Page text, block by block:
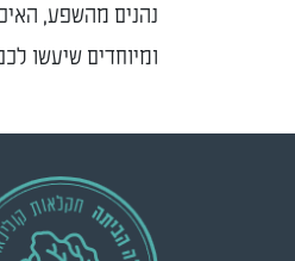
נהנים מהשפע,
ומיוחדים שיעשו